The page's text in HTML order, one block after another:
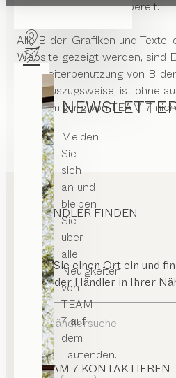
Melden
Sie
sich
an und
bleiben
Sie
über
alle
Neuigkeiten
von
TEAM
7 auf
dem
Laufenden.
verpflichtet und nicht bereit.
Alle Bilder, Grafiken und Texte,
Website gezeigt werden, sind
Die Weiterbenutzung von
auch auszugsweise, ist ohne
Genehmigung von TEAM 7
HÄNDLER FINDEN
Geben Sie einen Ort ein und
Store oder Händler in Ihrer
Zur Händlersuche
TEAM 7 KONTAKTIEREN